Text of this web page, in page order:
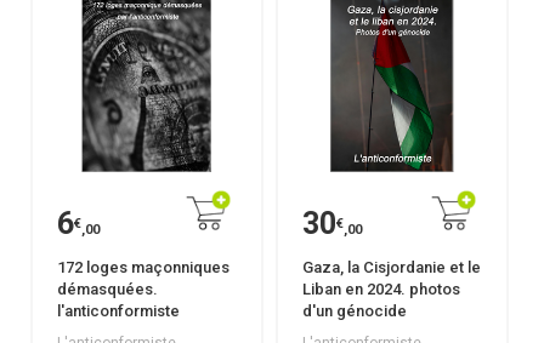
6€,00
172 loges maçonniques
démasquées.
l'anticonformiste
30€,00
Gaza, la Cisjordanie et le
Liban en 2024. photos
d'un génocide